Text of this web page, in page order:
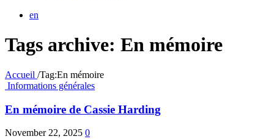
en
Tags archive: En mémoire
Accueil /Tag:En mémoire
Informations générales
En mémoire de Cassie Harding
November 22, 2025 0